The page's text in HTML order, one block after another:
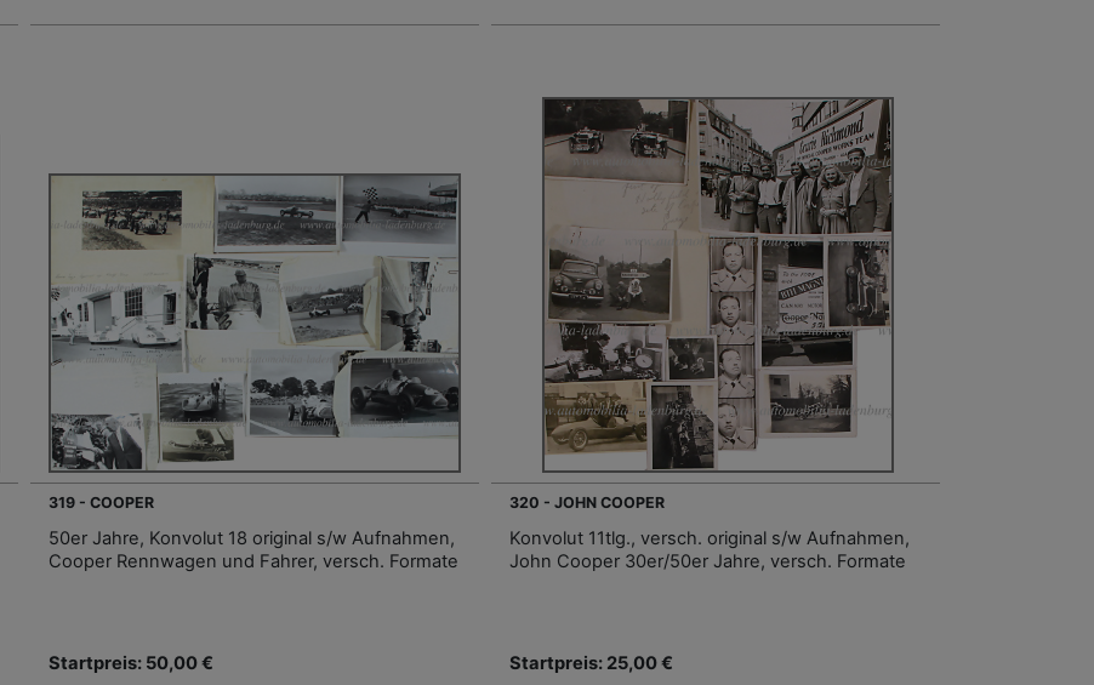
319 - COOPER
50er Jahre, Konvolut 18 original s/w Aufnahmen,
Cooper Rennwagen und Fahrer, versch. Formate
Startpreis: 50,00 €
320 - JOHN COOPER
Konvolut 11tlg., versch. original s/w Aufnahmen,
John Cooper 30er/50er Jahre, versch. Formate
Startpreis: 25,00 €